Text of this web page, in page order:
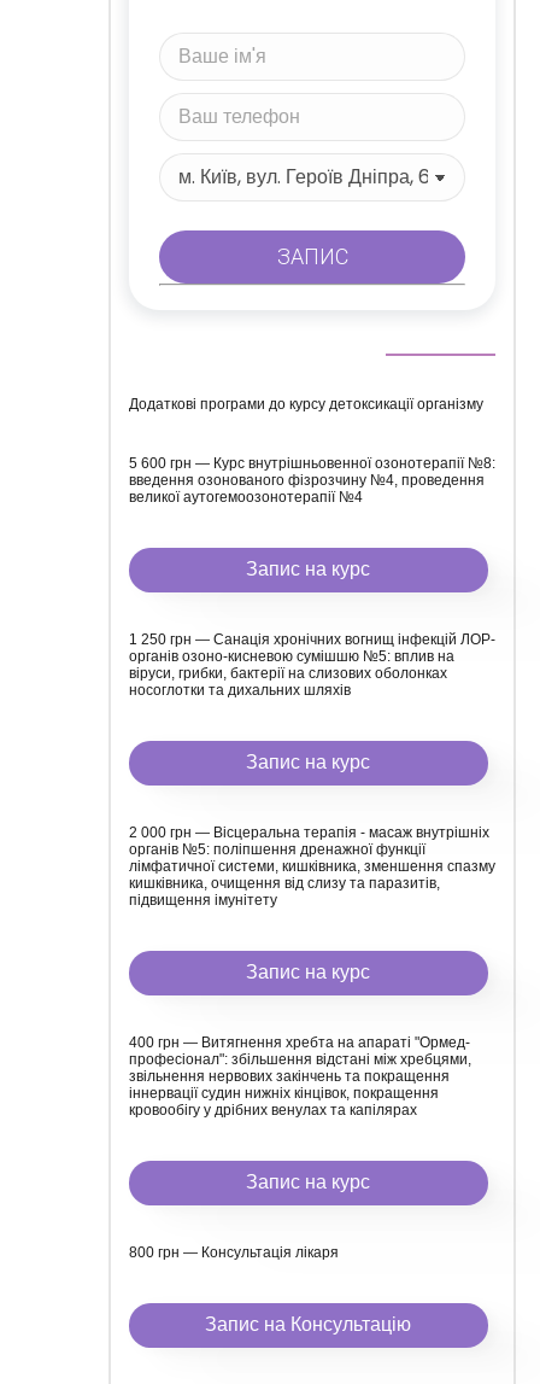
Додаткові програми до курсу детоксикації організму
5 600 грн — Курс внутрішньовенної озонотерапії №8:
введення озонованого фізрозчину №4, проведення
великої аутогемоозонотерапії №4
Запис на курс
1 250 грн — Санація хронічних вогнищ інфекцій ЛОР-
органів озоно-кисневою сумішшю №5: вплив на
віруси, грибки, бактерії на слизових оболонках
носоглотки та дихальних шляхів
Запис на курс
2 000 грн — Вісцеральна терапія - масаж внутрішніх
органів №5: поліпшення дренажної функції
лімфатичної системи, кишківника, зменшення спазму
кишківника, очищення від слизу та паразитів,
підвищення імунітету
Запис на курс
400 грн — Витягнення хребта на апараті "Ормед-
професіонал": збільшення відстані між хребцями,
звільнення нервових закінчень та покращення
іннервації судин нижніх кінцівок, покращення
кровообігу у дрібних венулах та капілярах
Запис на курс
800 грн — Консультація лікаря
Запис на Консультацію